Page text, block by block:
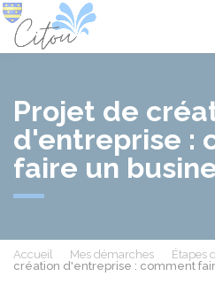
Projet de
d'entreprise :
faire un
Accueil Mes démarches Étapes
création d'entreprise : comment